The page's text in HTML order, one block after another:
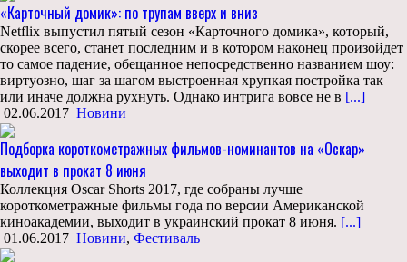
«Карточный домик»: по трупам вверх и вниз
Netflix выпустил пятый сезон «Карточного домика», который,
скорее всего, станет последним и в котором наконец произойдет
то самое падение, обещанное непосредственно названием шоу:
виртуозно, шаг за шагом выстроенная хрупкая постройка так
или иначе должна рухнуть. Однако интрига вовсе не в [...]
02.06.2017 Новини
Подборка короткометражных фильмов-номинантов на «Оскар»
выходит в прокат 8 июня
Коллекция Oscar Shorts 2017, где собраны лучше
короткометражные фильмы года по версии Американской
киноакадемии, выходит в украинский прокат 8 июня. [...]
01.06.2017 Новини, Фестиваль